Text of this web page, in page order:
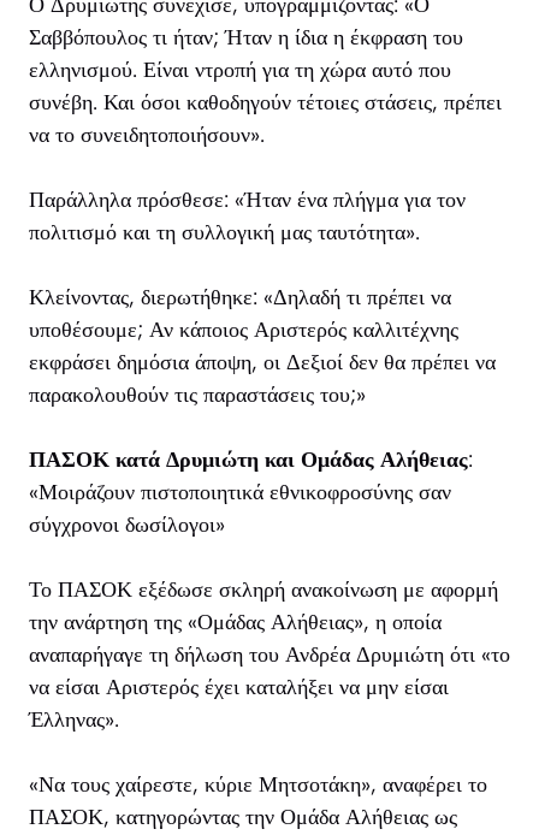
Σαββόπουλος τι ήταν; Ήταν η ίδια η έκφραση του
ελληνισμού. Είναι ντροπή για τη χώρα αυτό που
συνέβη. Και όσοι καθοδηγούν τέτοιες στάσεις, πρέπει
να το συνειδητοποιήσουν».
Παράλληλα πρόσθεσε: «Ήταν ένα πλήγμα για τον
πολιτισμό και τη συλλογική μας ταυτότητα».
Κλείνοντας, διερωτήθηκε: «Δηλαδή τι πρέπει να
υποθέσουμε; Αν κάποιος Αριστερός καλλιτέχνης
εκφράσει δημόσια άποψη, οι Δεξιοί δεν θα πρέπει να
παρακολουθούν τις παραστάσεις του;»
ΠΑΣΟΚ κατά Δρυμιώτη και Ομάδας Αλήθειας:
«Μοιράζουν πιστοποιητικά εθνικοφροσύνης σαν
σύγχρονοι δωσίλογοι»
Το ΠΑΣΟΚ εξέδωσε σκληρή ανακοίνωση με αφορμή
την ανάρτηση της «Ομάδας Αλήθειας», η οποία
αναπαρήγαγε τη δήλωση του Ανδρέα Δρυμιώτη ότι «το
να είσαι Αριστερός έχει καταλήξει να μην είσαι
Έλληνας».
«Να τους χαίρεστε, κύριε Μητσοτάκη», αναφέρει το
ΠΑΣΟΚ, κατηγορώντας την Ομάδα Αλήθειας ως